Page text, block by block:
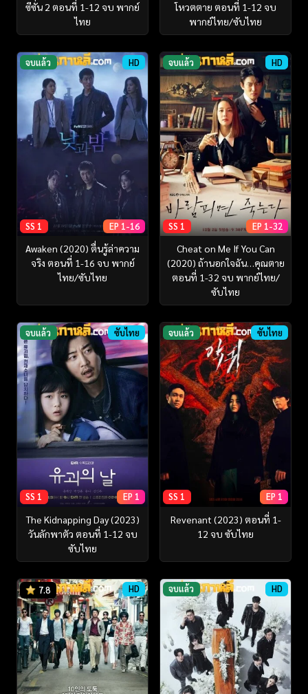
ซีซั่น 2 ตอนที่ 1-12 จบ พากย์
ไทย
โหวตตาย ตอนที่ 1-12 จบ
พากย์ไทย/ซับไทย
จบแล้ว HD
SS 1 EP 1-16
Awaken (2020) ตื่นรู้ล่าความ
จริง ตอนที่ 1-16 จบ พากย์
ไทย/ซับไทย
จบแล้ว HD
SS 1 EP 1-32
Cheat on Me If You Can
(2020) ถ้านอกใจฉัน…คุณตาย
ตอนที่ 1-32 จบ พากย์ไทย/
ซับไทย
จบแล้ว ซับไทย
SS 1 EP 1
The Kidnapping Day (2023)
วันลักพาตัว ตอนที่ 1-12 จบ
ซับไทย
จบแล้ว ซับไทย
SS 1 EP 1
Revenant (2023) ตอนที่ 1-
12 จบ ซับไทย
7.8 HD จบแล้ว HD